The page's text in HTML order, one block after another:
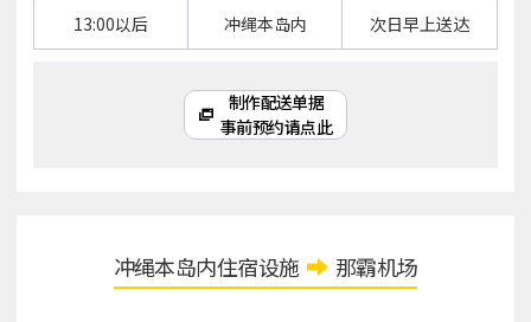
13:00以后 冲绳本岛内 次日早上送达
制作配送单据
事前预约请点此
冲绳本岛内住宿设施 那霸机场